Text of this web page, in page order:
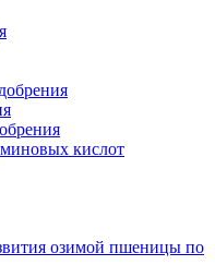
кислот
озимой пшеницы по